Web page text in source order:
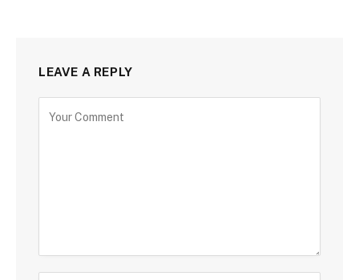
LEAVE A REPLY